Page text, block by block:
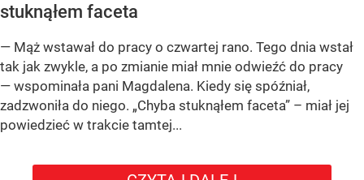
stuknąłem faceta
— Mąż wstawał do pracy o czwartej rano. Tego dnia wstał
tak jak zwykle, a po zmianie miał mnie odwieźć do pracy
— wspominała pani Magdalena. Kiedy się spóźniał,
zadzwoniła do niego. „Chyba stuknąłem faceta” – miał jej
powiedzieć w trakcie tamtej...